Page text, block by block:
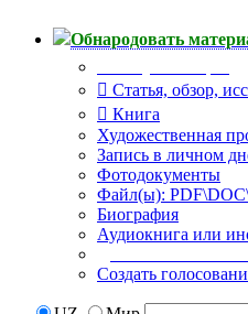
Обнародовать
Статья, обзор,
Книга
Художественная
Запись в личном
Фотодокументы
Файл(ы):
Биография
Аудиокнига или
Создать